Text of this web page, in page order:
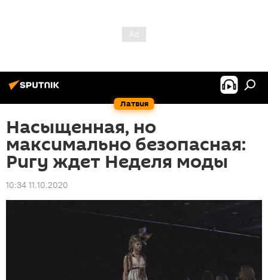
Латвия
Насыщенная, но
максимально безопасная:
Ригу ждет Неделя моды
10:34 11.10.2020